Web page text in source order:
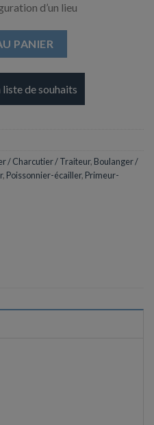
d’un lieu
PANIER
de souhaits
/ Charcutier / Traiteur, Boulanger /
, Poissonnier-écailler, Primeur-